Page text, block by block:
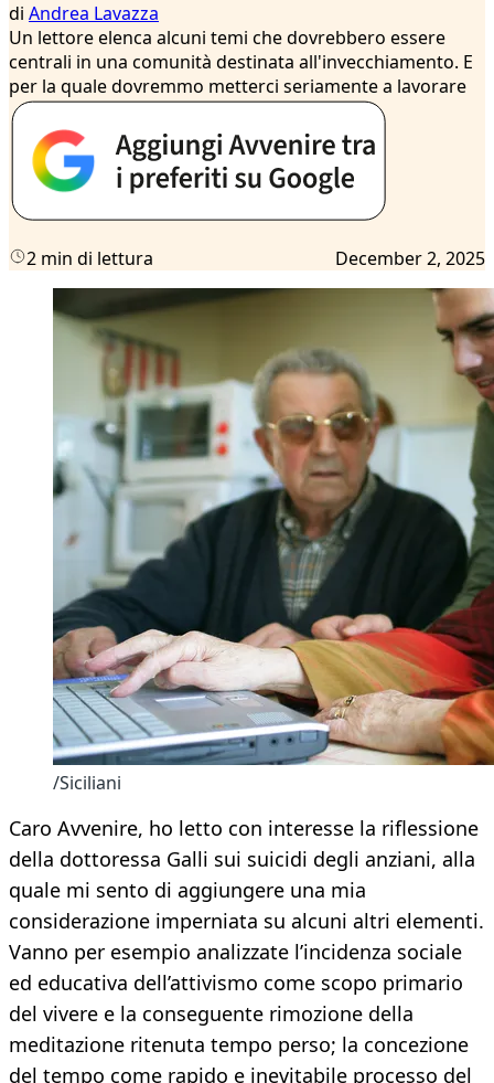
di Andrea Lavazza
Un lettore elenca alcuni temi che dovrebbero essere
centrali in una comunità destinata all'invecchiamento. E
per la quale dovremmo metterci seriamente a lavorare
2 min di lettura December 2, 2025
/Siciliani
Caro Avvenire, ho letto con interesse la riflessione
della dottoressa Galli sui suicidi degli anziani, alla
quale mi sento di aggiungere una mia
considerazione imperniata su alcuni altri elementi.
Vanno per esempio analizzate l’incidenza sociale
ed educativa dell’attivismo come scopo primario
del vivere e la conseguente rimozione della
meditazione ritenuta tempo perso; la concezione
del tempo come rapido e inevitabile processo del